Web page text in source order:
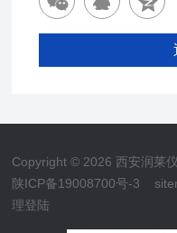
Copyright © 2026 西安润莱
陕ICP备19008700号-3
理登陆